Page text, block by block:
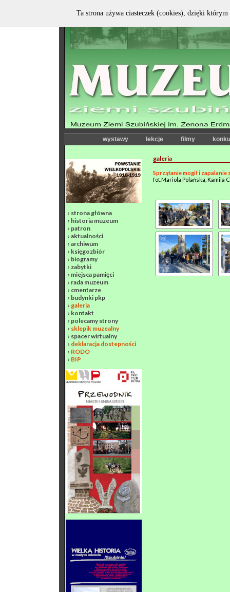
wystawy lekcje filmy
› strona główna
› historia muzeum
› patron
› aktualności
› archiwum
› księgozbiór
› biogramy
› zabytki
› miejsca pamięci
› rada muzeum
› cmentarze
› budynki pkp
› galeria
› kontakt
› polecamy strony
› sklepik muzealny
› spacer wirtualny
› deklaracja dostepności
› RODO
› BIP
galeria
Sprzątanie mogił i zapalanie
fot.Mariola Polańska, Kamila
Ta strona używa ciasteczek (cookies), dzięki